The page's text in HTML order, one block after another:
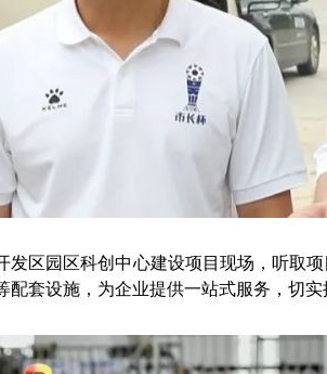
园区科创中心建设项目现场，听取项
配套设施，为企业提供一站式服务，切实